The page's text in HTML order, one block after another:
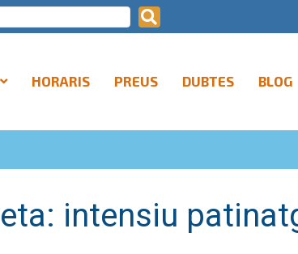
HORARIS PREUS DUBTES BLOG
intensiu